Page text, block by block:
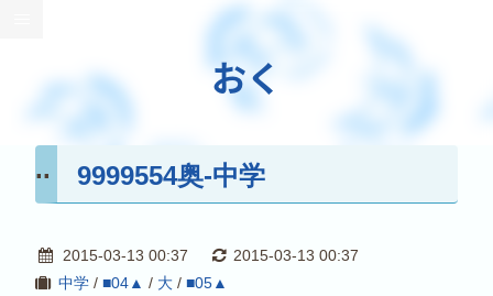
おく
9999554奥-中学
2015-03-13 00:37
2015-03-13 00:37
中学/ ■04▲ / 大/ ■05▲